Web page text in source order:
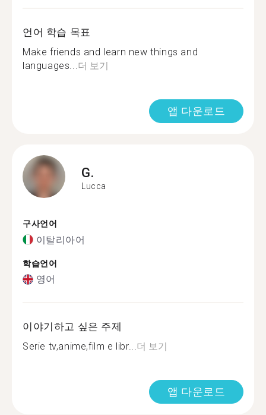
언어 학습 목표
Make friends and learn new things and
languages...더 보기
앱 다운로드
G.
Lucca
구사언어
이탈리아어
학습언어
영어
이야기하고 싶은 주제
Serie tv,anime,film e libr...더 보기
앱 다운로드